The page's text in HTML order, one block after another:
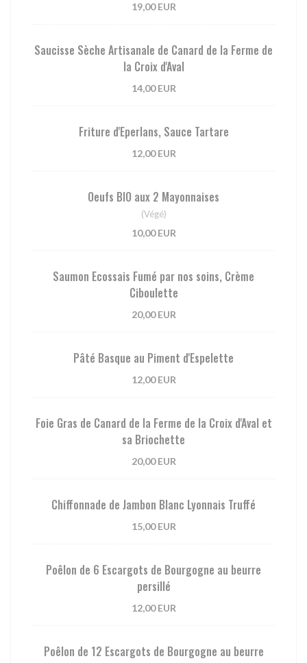
19,00 EUR
Saucisse Sèche Artisanale de Canard de la Ferme de
la Croix d'Aval
14,00 EUR
Friture d'Eperlans, Sauce Tartare
12,00 EUR
Oeufs BIO aux 2 Mayonnaises
(Végé)
10,00 EUR
Saumon Ecossais Fumé par nos soins, Crème
Ciboulette
20,00 EUR
Pâté Basque au Piment d'Espelette
12,00 EUR
Foie Gras de Canard de la Ferme de la Croix d'Aval et
sa Briochette
20,00 EUR
Chiffonnade de Jambon Blanc Lyonnais Truffé
15,00 EUR
Poêlon de 6 Escargots de Bourgogne au beurre
persillé
12,00 EUR
Poêlon de 12 Escargots de Bourgogne au beurre